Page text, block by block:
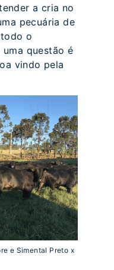
a cria no
pecuária de
o
questão é
vindo pela
e Simental Preto x